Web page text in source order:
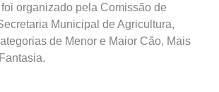
organizado pela Comissão de
Municipal de Agricultura,
de Menor e Maior Cão, Mais